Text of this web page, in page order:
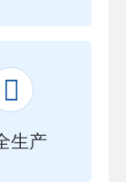

生产